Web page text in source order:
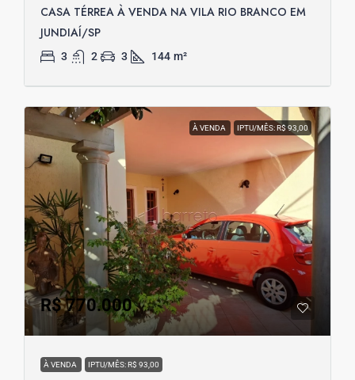
CASA TÉRREA À VENDA NA VILA RIO BRANCO EM
JUNDIAÍ/SP
3 2 3 144 m²
À VENDA IPTU/MÊS: R$ 93,00
R$ 770.000
À VENDA IPTU/MÊS: R$ 93,00